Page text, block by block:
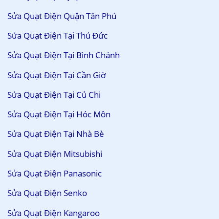
Sửa Quạt Điện Quận Tân Phú
Sửa Quạt Điện Tại Thủ Đức
Sửa Quạt Điện Tại Bình Chánh
Sửa Quạt Điện Tại Cần Giờ
Sửa Quạt Điện Tại Củ Chi
Sửa Quạt Điện Tại Hóc Môn
Sửa Quạt Điện Tại Nhà Bè
Sửa Quạt Điện Mitsubishi
Sửa Quạt Điện Panasonic
Sửa Quạt Điện Senko
Sửa Quạt Điện Kangaroo